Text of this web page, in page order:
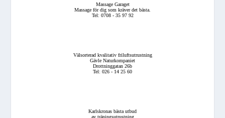
Massage Garaget
Massage för dig som kräver det bästa.
Tel: 0708 - 35 97 92
Välsorterad kvalitativ friluftsutrustning
Gävle Naturkompaniet
Drottninggatan 26b
Tel: 026 - 14 25 60
Karlskronas bästa utbud
av träningsutrustning